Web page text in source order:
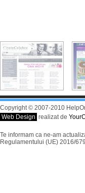
Copyright © 2007-2010
Web Design realizat de
Te informam ca ne-am
Regulamentului (UE) 2016/